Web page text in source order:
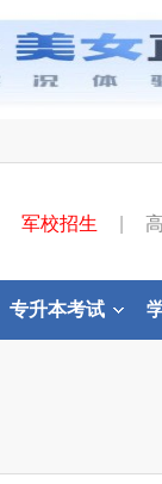
军校招生
专升本考试